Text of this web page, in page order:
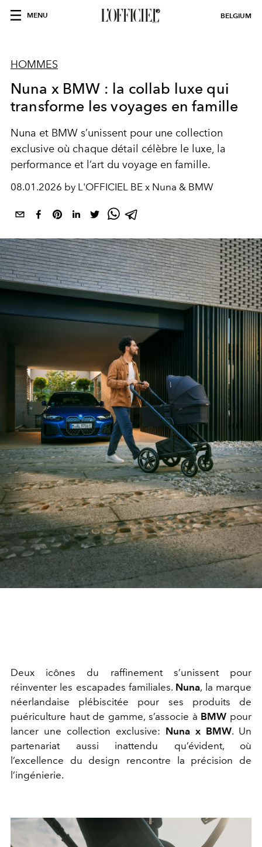
MENU BELGIUM
HOMMES
Nuna x BMW : la collab luxe qui
transforme les voyages en famille
Nuna et BMW s’unissent pour une collection
exclusive où chaque détail célèbre le luxe, la
performance et l’art du voyage en famille.
08.01.2026 by L'OFFICIEL BE x Nuna & BMW
Deux icônes du raffinement s’unissent pour
réinventer les escapades familiales. Nuna, la marque
néerlandaise plébiscitée pour ses produits de
puériculture haut de gamme, s’associe à BMW pour
lancer une collection exclusive: Nuna x BMW. Un
partenariat aussi inattendu qu’évident, où
l’excellence du design rencontre la précision de
l’ingénierie.